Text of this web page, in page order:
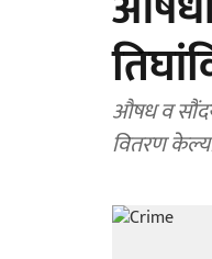
औषध व
वितरण